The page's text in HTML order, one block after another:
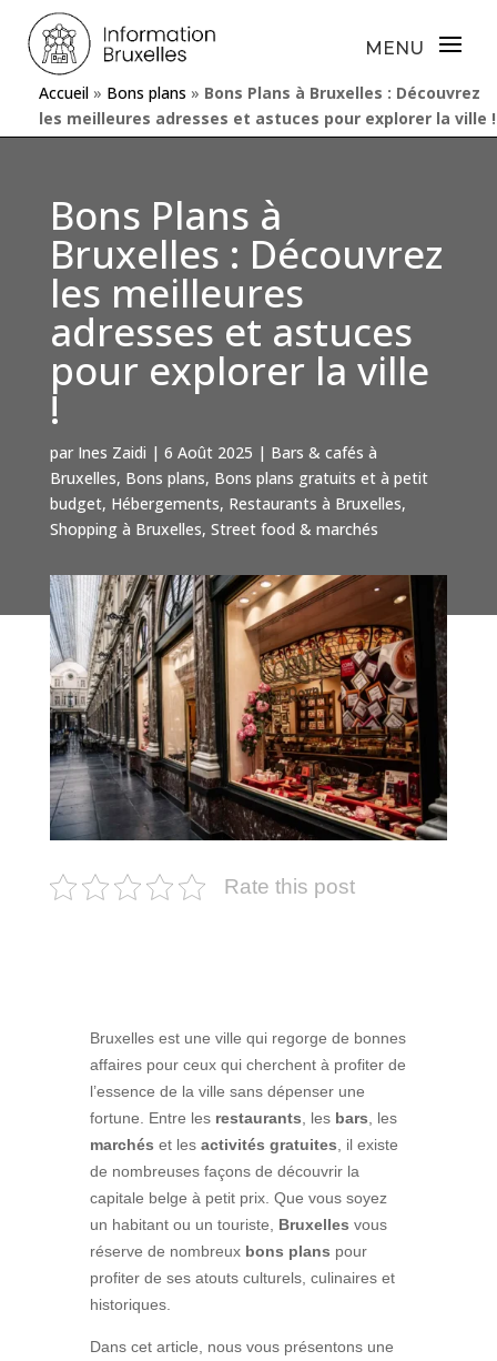
Accueil » Bons plans » Bons Plans à Bruxelles : Découvrez
les meilleures adresses et astuces pour explorer la ville !
Bons Plans à
Bruxelles : Découvrez
les meilleures
adresses et astuces
pour explorer la ville
!
par Ines Zaidi | 6 Août 2025 | Bars & cafés à
Bruxelles, Bons plans, Bons plans gratuits et à petit
budget, Hébergements, Restaurants à Bruxelles,
Shopping à Bruxelles, Street food & marchés
Rate this post
Bruxelles est une ville qui regorge de bonnes
affaires pour ceux qui cherchent à profiter de
l’essence de la ville sans dépenser une
fortune. Entre les restaurants , les bars , les
marchés et les activités gratuites , il existe
de nombreuses façons de découvrir la
capitale belge à petit prix. Que vous soyez
un habitant ou un touriste, Bruxelles vous
réserve de nombreux bons plans pour
profiter de ses atouts culturels, culinaires et
historiques.
Dans cet article, nous vous présentons une